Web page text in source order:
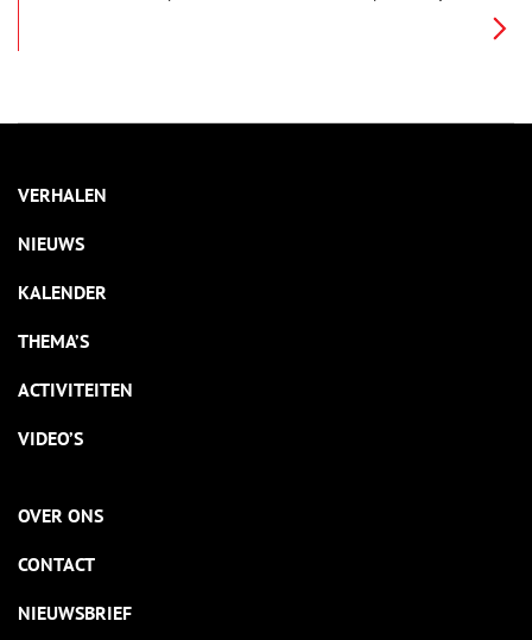
VERHALEN
NIEUWS
KALENDER
THEMA’S
ACTIVITEITEN
VIDEO’S
OVER ONS
CONTACT
NIEUWSBRIEF